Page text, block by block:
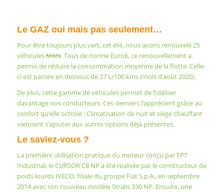
Le GAZ oui mais pas seulement…
Pour être toujours plus vert, cet été, nous avons renouvelé 25
véhiculesMAN. Tous de norme Euro6, ce renouvellement a
permis de réduire la consommation moyenne de la flotte. Celle-
ci est passée en dessous de 27 L/100 kms (mois d’août 2020).
De plus, cette gamme de véhicules permet de fidéliser
davantage nos conducteurs. Ces derniers l’apprécient grâce au
confort qu’elle octroie : Climatisation de nuit et siège chauffant
viennent s’ajouter aux autres options déjà présentes.
Le saviez-vous ?
La première utilisation pratique du moteur conçu par FPT
Industrial, leCURSOR C8 NP a été réalisée par le constructeur de
poids lourds IVECO, filiale du groupe Fiat S.p.A., en septembre
2014 avec son nouveau modèleStralis 330 NP. Ensuite, une